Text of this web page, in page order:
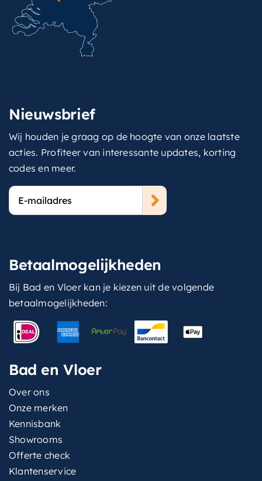
Nieuwsbrief
Wij houden je graag op de hoogte van onze laatste
acties. Profiteer van interessante updates, korting
codes en meer.
E-
mailadres
Betaalmogelijkheden
Bij Bad en Vloer kan je kiezen uit de volgende
betaalmogelijkheden:
Bad en Vloer
Over ons
Onze merken
Kennisbank
Showrooms
Offerte check
Klantenservice